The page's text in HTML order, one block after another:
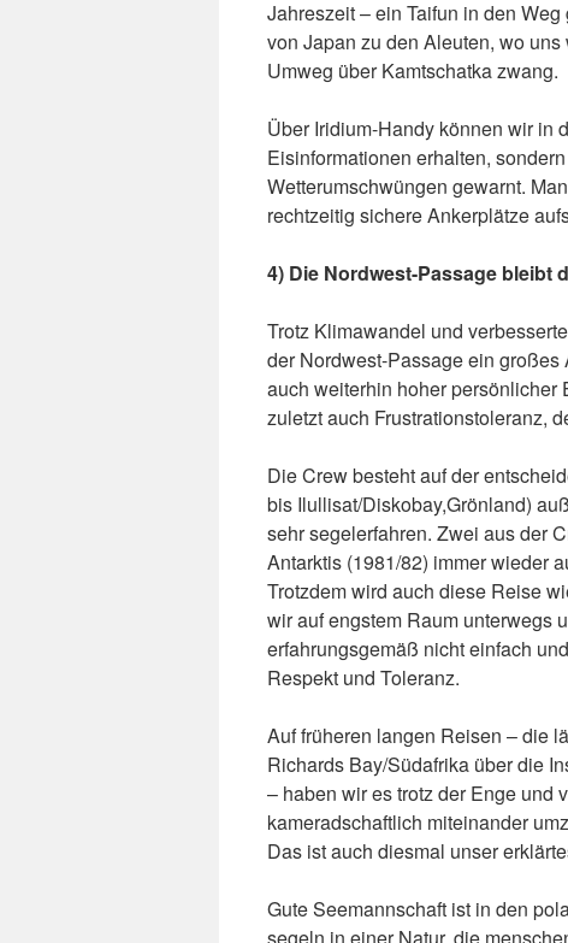
Jahreszeit – ein Taifun in den
von Japan zu den Aleuten, wo
Umweg über Kamtschatka zwang.
Über Iridium-Handy können wir in
Eisinformationen erhalten,
Wetterumschwüngen gewarnt.
rechtzeitig sichere Ankerplätze
4) Die Nordwest-Passage bleibt
Trotz Klimawandel und
der Nordwest-Passage ein
auch weiterhin hoher persönlicher
zuletzt auch Frustrationstoleranz,
Die Crew besteht auf der
bis Ilullisat/Diskobay,Grönland)
sehr segelerfahren. Zwei aus der
Antarktis (1981/82) immer wieder
Trotzdem wird auch diese Reise
wir auf engstem Raum unterwegs
erfahrungsgemäß nicht einfach
Respekt und Toleranz.
Auf früheren langen Reisen – die
Richards Bay/Südafrika über die
– haben wir es trotz der Enge und
kameradschaftlich miteinander
Das ist auch diesmal unser
Gute Seemannschaft ist in den